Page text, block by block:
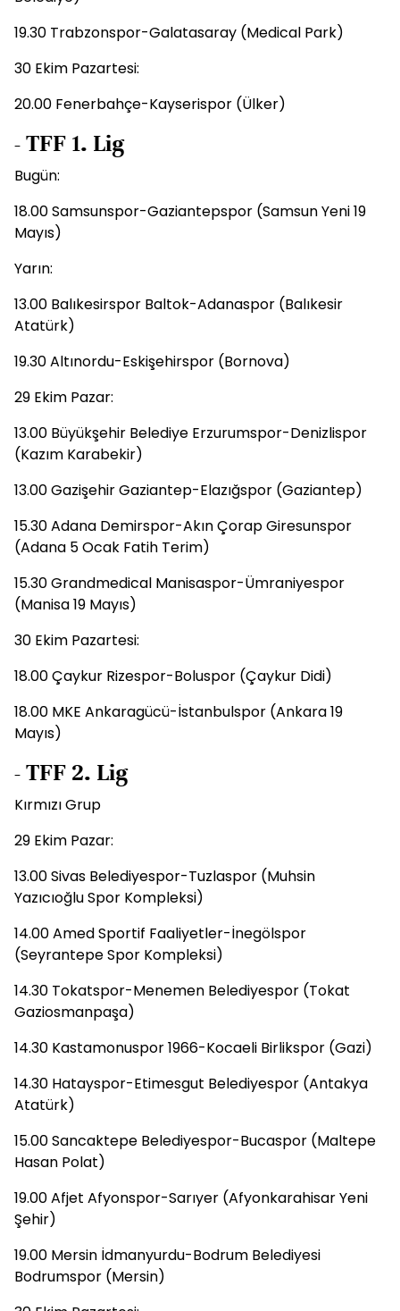
19.30 Trabzonspor-Galatasaray (Medical Park)
30 Ekim Pazartesi:
20.00 Fenerbahçe-Kayserispor (Ülker)
- TFF 1. Lig
Bugün:
18.00 Samsunspor-Gaziantepspor (Samsun Yeni 19
Mayıs)
Yarın:
13.00 Balıkesirspor Baltok-Adanaspor (Balıkesir
Atatürk)
19.30 Altınordu-Eskişehirspor (Bornova)
29 Ekim Pazar:
13.00 Büyükşehir Belediye Erzurumspor-Denizlispor
(Kazım Karabekir)
13.00 Gazişehir Gaziantep-Elazığspor (Gaziantep)
15.30 Adana Demirspor-Akın Çorap Giresunspor
(Adana 5 Ocak Fatih Terim)
15.30 Grandmedical Manisaspor-Ümraniyespor
(Manisa 19 Mayıs)
30 Ekim Pazartesi:
18.00 Çaykur Rizespor-Boluspor (Çaykur Didi)
18.00 MKE Ankaragücü-İstanbulspor (Ankara 19
Mayıs)
- TFF 2. Lig
Kırmızı Grup
29 Ekim Pazar:
13.00 Sivas Belediyespor-Tuzlaspor (Muhsin
Yazıcıoğlu Spor Kompleksi)
14.00 Amed Sportif Faaliyetler-İnegölspor
(Seyrantepe Spor Kompleksi)
14.30 Tokatspor-Menemen Belediyespor (Tokat
Gaziosmanpaşa)
14.30 Kastamonuspor 1966-Kocaeli Birlikspor (Gazi)
14.30 Hatayspor-Etimesgut Belediyespor (Antakya
Atatürk)
15.00 Sancaktepe Belediyespor-Bucaspor (Maltepe
Hasan Polat)
19.00 Afjet Afyonspor-Sarıyer (Afyonkarahisar Yeni
Şehir)
19.00 Mersin İdmanyurdu-Bodrum Belediyesi
Bodrumspor (Mersin)